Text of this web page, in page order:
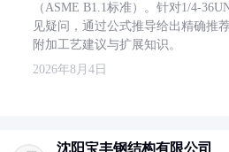
（ASME B1.1标准）。针对1/4-
见疑问，通过公式推导给出精确推
附加工艺建议与扩展知识。
2026年8月4日
沈阳宝丰钢结构有限公司